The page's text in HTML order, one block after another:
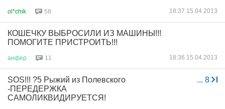
ol*chik 58 18:37 15.04.2013
КОШЕЧКУ ВЫБРОСИЛИ ИЗ МАШИНЫ!!!
ПОМОГИТЕ ПРИСТРОИТЬ!!!
анфер 11 18:36 15.04.2013
... 8
SOS!!! ?5 Рыжий из Полевского
-ПЕРЕДЕРЖКА
САМОЛИКВИДИРУЕТСЯ!